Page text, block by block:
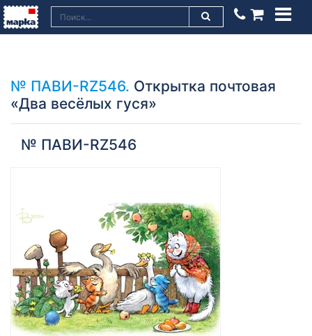
№ ПАВИ-RZ546. Открытка почтовая
«Два весёлых гуся»
№ ПАВИ-RZ546